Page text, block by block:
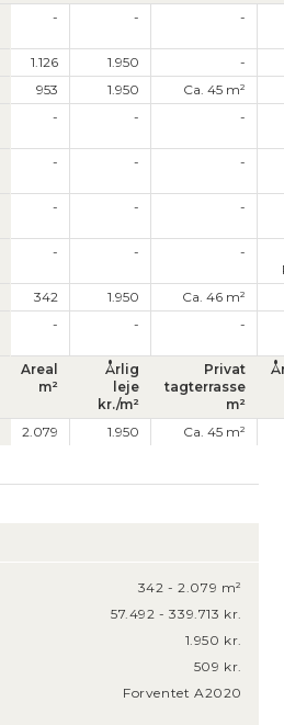
342 - 2.079 m²
57.492 - 339.713 kr.
1.950 kr.
509 kr.
Forventet A2020
- - -
1.126 1.950
-
953 1.950
Ca. 45 m²
- - -
- - -
- - -
- -
-
342 1.950
Ca. 46 m²
- - -
Areal
m²
Årlig
leje
kr./m²
Privat
tagterrasse
m²
2.079 1.950 Ca. 45 m²